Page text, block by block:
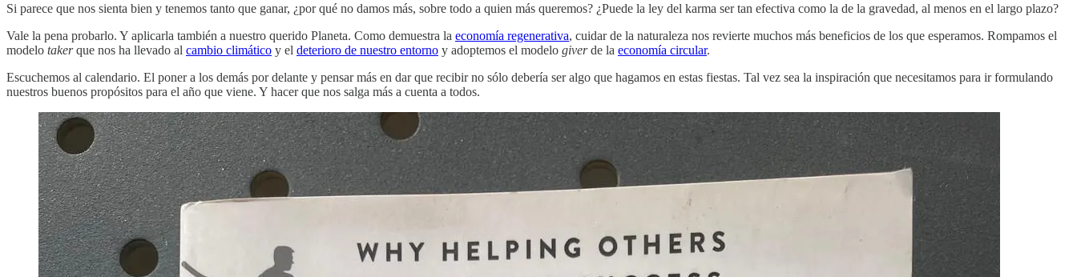
Si parece que nos sienta bien y tenemos tanto que ganar, ¿por qué no damos más, sobre todo a quien más queremos? ¿Puede la ley del karma ser tan efectiva como la de la gravedad, al menos en el largo plazo?
Vale la pena probarlo. Y aplicarla también a nuestro querido Planeta. Como demuestra la economía regenerativa, cuidar de la naturaleza nos revierte muchos más beneficios de los que esperamos. Rompamos el
modelo takerque nos ha llevado al cambio climático y el deterioro de nuestro entorno y adoptemos el modelo giverde la economía circular.
Escuchemos al calendario. El poner a los demás por delante y pensar más en dar que recibir no sólo debería ser algo que hagamos en estas fiestas. Tal vez sea la inspiración que necesitamos para ir formulando
nuestros buenos propósitos para el año que viene. Y hacer que nos salga más a cuenta a todos.